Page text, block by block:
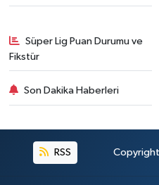
Süper Lig Puan Durumu ve
Fikstür
Son Dakika Haberleri
RSS Copyright